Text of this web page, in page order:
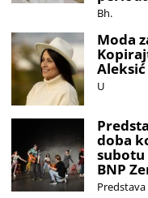
Bh.
Moda
Aleksić
U
doba
subotu
BNP
Predstava